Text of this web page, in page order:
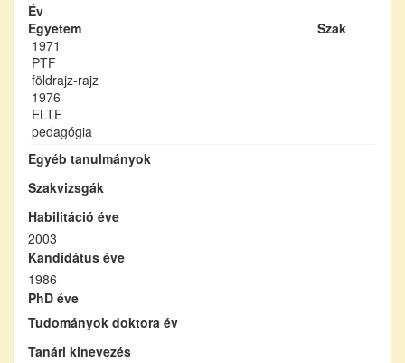
Év
Egyetem
Szak
1971
PTF
földrajz-rajz
1976
ELTE
pedagógia
Egyéb tanulmányok
Szakvizsgák
Habilitáció éve
2003
Kandidátus éve
1986
PhD éve
Tudományok doktora év
Tanári kinevezés